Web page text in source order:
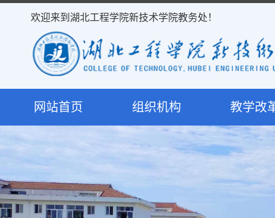
欢迎来到湖北工程学院新技术学院教务处！
网站首页
组织机构
处室简介
岗位职责
决策机构
教学改
教学研
课程建